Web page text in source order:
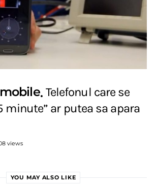
Telefonul care se
minute” ar putea sa apara
views
YOU MAY ALSO LIKE